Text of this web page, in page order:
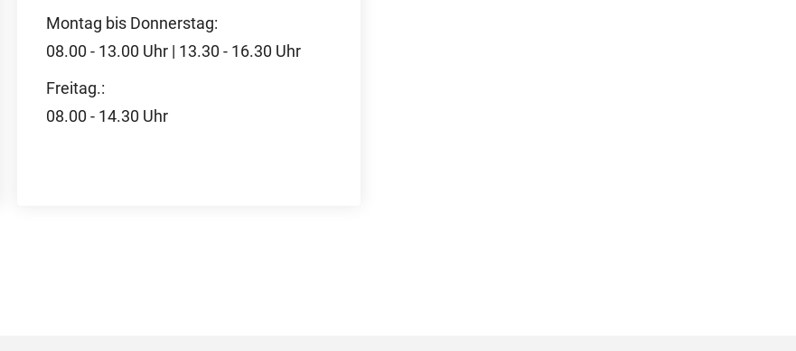
Montag bis Donnerstag:
08.00 - 13.00 Uhr | 13.30 - 16.30 Uhr
Freitag.:
08.00 - 14.30 Uhr